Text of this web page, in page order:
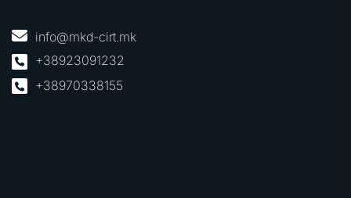
info@mkd-cirt.mk
+38923091232
+38970338155